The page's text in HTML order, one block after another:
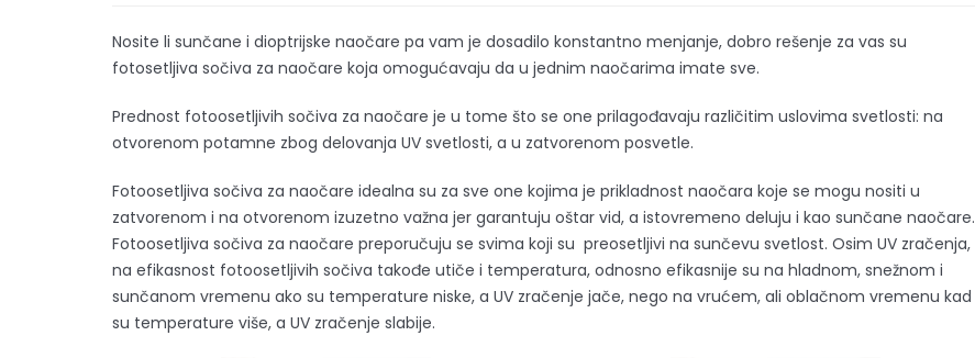
Nosite li sunčane i dioptrijske naočare pa vam je dosadilo konstantno menjanje, dobro rešenje za vas su
fotosetljiva sočiva za naočare koja omogućavaju da u jednim naočarima imate sve.
Prednost fotoosetljivih sočiva za naočare je u tome što se one prilagođavaju različitim uslovima svetlosti: na
otvorenom potamne zbog delovanja UV svetlosti, a u zatvorenom posvetle.
Fotoosetljiva sočiva za naočare idealna su za sve one kojima je prikladnost naočara koje se mogu nositi u
zatvorenom i na otvorenom izuzetno važna jer garantuju oštar vid, a istovremeno deluju i kao sunčane naočare.
Fotoosetljiva sočiva za naočare preporučuju se svima koji su preosetljivi na sunčevu svetlost. Osim UV zračenja,
na efikasnost fotoosetljivih sočiva takođe utiče i temperatura, odnosno efikasnije su na hladnom, snežnom i
sunčanom vremenu ako su temperature niske, a UV zračenje jače, nego na vrućem, ali oblačnom vremenu kad
su temperature više, a UV zračenje slabije.